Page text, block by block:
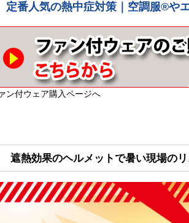
定番人気の熱中症対策｜空調服®や
ン付ウェア購入ページへ
遮熱効果のヘルメットで暑い現場の